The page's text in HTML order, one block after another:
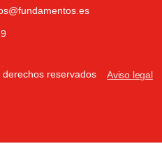
reservados Aviso legal